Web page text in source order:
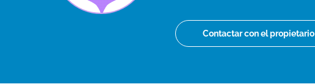
Contactar con el propietario